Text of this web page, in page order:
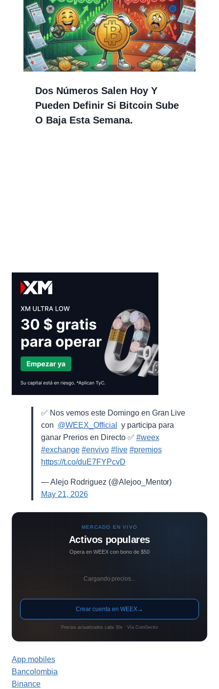
Dos Números Salen Hoy Y
Pueden Definir Si Bitcoin Sube
O Baja Esta Semana.
✅ Nos vemos este Domingo en Gran Live
con ⁨ @WEEX_Official
⁩ y participa para
ganar Prerios en Directo ✅ #weex
#exchange #envivo #live #premios
https://t.co/duE7FYPcvD
— Alejo Rodriguez (@Alejoo_Mentor)
May 21, 2026
MERCADO EN VIVO
Activos populares
Opera en WEEX con bono de $50
Cargando precios...
Crear cuenta en WEEX→
Precios actualizados cada 30s · Vía CoinGecko
App mobiles
Bancolombia
Binance